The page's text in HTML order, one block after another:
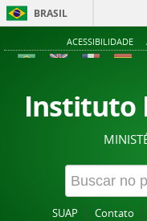
BRASIL
ACESSIBILIDADE
Instituto
SUAP Contato